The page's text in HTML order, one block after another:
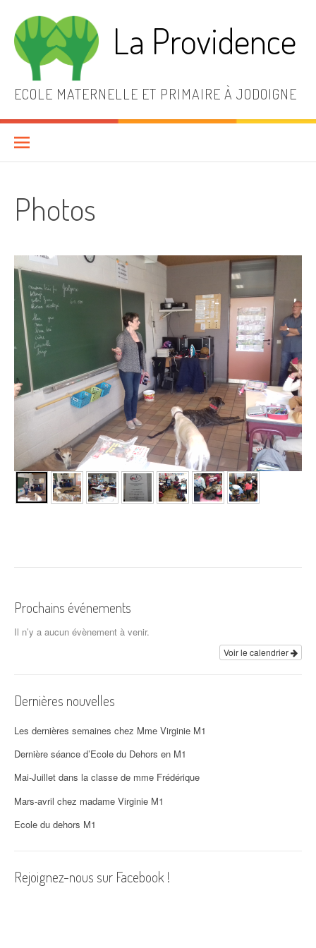
contenu
La Providence
ECOLE MATERNELLE ET PRIMAIRE À JODOIGNE
Photos
Prochains événements
Il n’y a aucun évènement à venir.
Voir le calendrier
Dernières nouvelles
Les dernières semaines chez Mme Virginie M1
Dernière séance d’Ecole du Dehors en M1
Mai-Juillet dans la classe de mme Frédérique
Mars-avril chez madame Virginie M1
Ecole du dehors M1
Rejoignez-nous sur Facebook !